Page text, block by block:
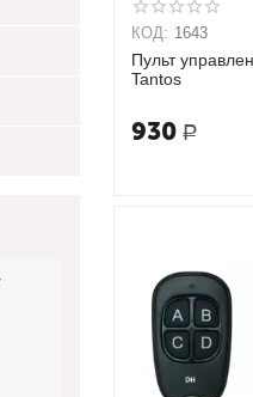
КОД: 1643
Пульт
Tantos
930 Р